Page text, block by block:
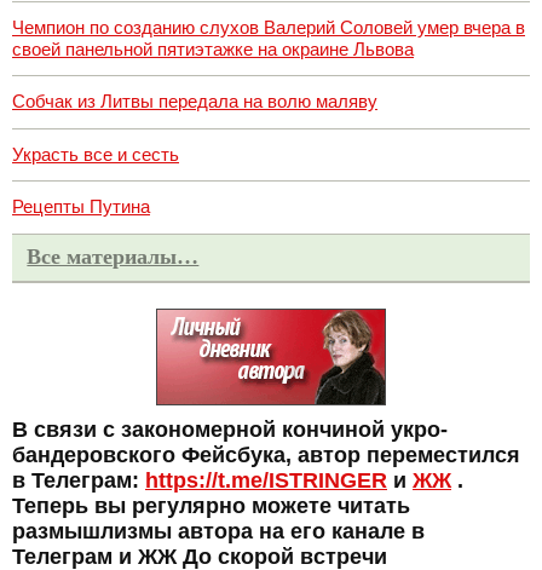
Чемпион по созданию слухов Валерий Соловей умер вчера в
своей панельной пятиэтажке на окраине Львова
Собчак из Литвы передала на волю маляву
Украсть все и сесть
Рецепты Путина
Все материалы…
В связи с закономерной кончиной укро-
бандеровского Фейсбука, автор переместился
в Телеграм: https://t.me/ISTRINGER и ЖЖ .
Теперь вы регулярно можете читать
размышлизмы автора на его канале в
Телеграм и ЖЖ До скорой встречи